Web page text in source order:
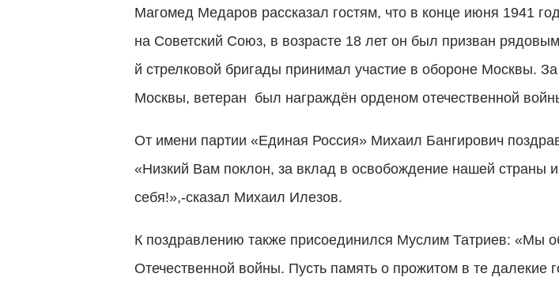
Магомед Медаров рассказал гостям, что в конце июня 1941
на Советский Союз, в возрасте 18 лет он был призван
й стрелковой бригады принимал участие в обороне Москвы.
Москвы, ветеран был награждён орденом отечественной
От имени партии «Единая Россия» Михаил Бангирович
«Низкий Вам поклон, за вклад в освобождение нашей страны
себя!»,-сказал Михаил Илезов.
К поздравлению также присоединился Муслим Татриев: «Мы
Отечественной войны. Пусть память о прожитом в те далекие